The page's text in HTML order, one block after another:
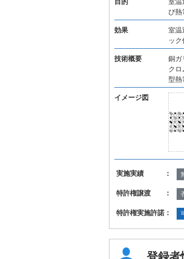
び熱
効果
室温
ッ
技術概要
銅ガ
クロ
型熱
イメージ図
実施実績 ：
特許権譲渡 ：
特許権実施許諾：